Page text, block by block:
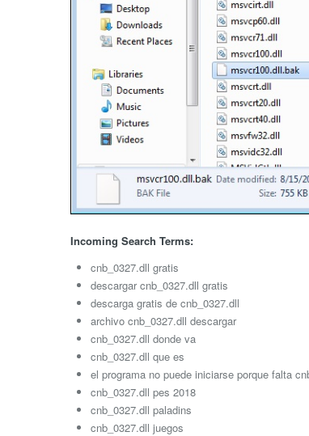
Incoming Search Terms:
cnb_0327.dll gratis
descargar cnb_0327.dll gratis
descarga gratis de cnb_0327.dll
archivo cnb_0327.dll descargar
cnb_0327.dll donde va
cnb_0327.dll que es
el programa no puede iniciarse porque falta
cnb_0327.dll pes 2018
cnb_0327.dll paladins
cnb_0327.dll juegos